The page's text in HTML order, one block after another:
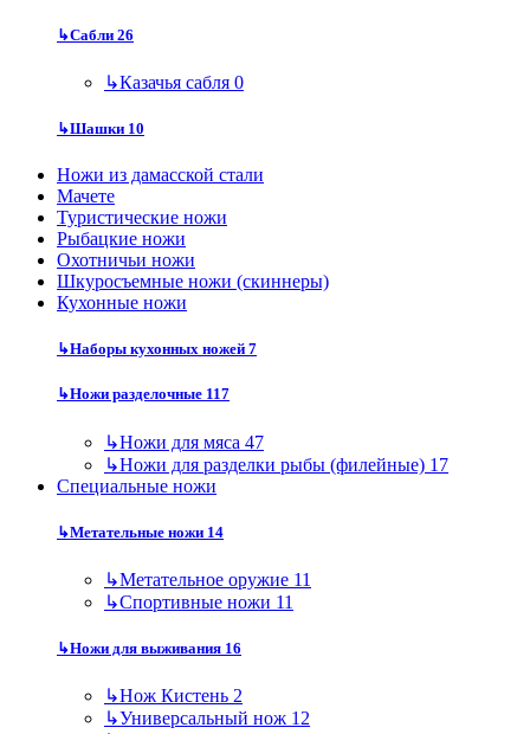
↳Сабли 26
↳Казачья сабля 0
↳Шашки 10
Ножи из дамасской стали
Мачете
Туристические ножи
Рыбацкие ножи
Охотничьи ножи
Шкуросъемные ножи (скиннеры)
Кухонные ножи
↳Наборы кухонных ножей 7
↳Ножи разделочные 117
↳Ножи для мяса 47
↳Ножи для разделки рыбы (филейные) 17
Специальные ножи
↳Метательные ножи 14
↳Метательное оружие 11
↳Спортивные ножи 11
↳Ножи для выживания 16
↳Нож Кистень 2
↳Универсальный нож 12